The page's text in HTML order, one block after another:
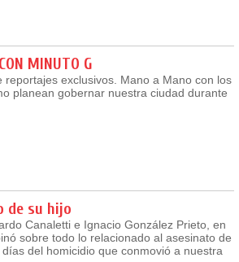
MINUTO G
exclusivos. Mano a Mano con los
planean gobernar nuestra ciudad durante
de su hijo
Canaletti e Ignacio González Prieto, en
sobre todo lo relacionado al asesinato de
del homicidio que conmovió a nuestra